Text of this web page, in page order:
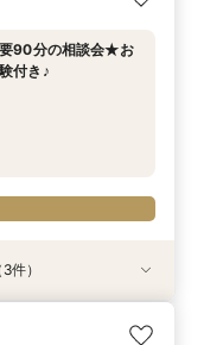
付き♪
要90分の相談会★お
付き♪
レモニー相談会♪試
式準備が丸わか
のご来館で特別特典
件）